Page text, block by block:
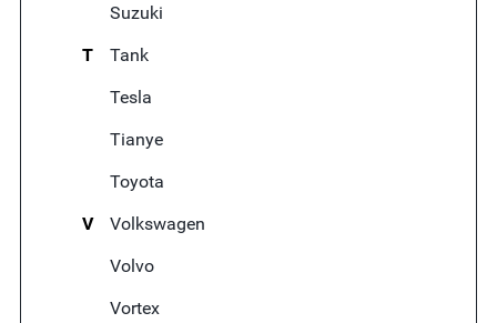
Suzuki
T
Tank
Tesla
Tianye
Toyota
V
Volkswagen
Volvo
Vortex